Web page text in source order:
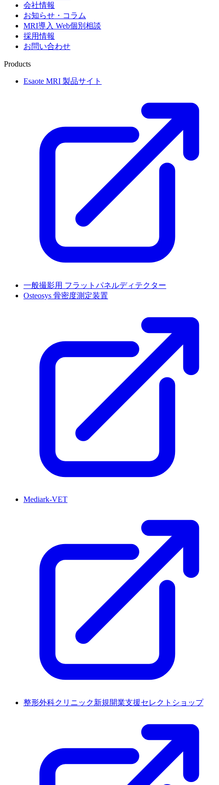
会社情報
お知らせ・コラム
MRI導入 Web個別相談
採用情報
お問い合わせ
Products
Esaote MRI 製品サイト
一般撮影用 フラットパネルディテクター
Osteosys 骨密度測定装置
Mediark-VET
整形外科クリニック新規開業支援セレクトショップ